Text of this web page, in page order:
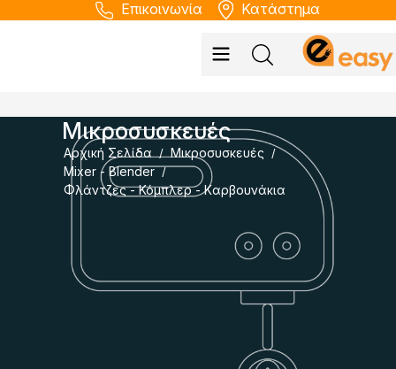
Επικοινωνία Κατάστημα
Αρχική Σελίδα / Μικροσυσκευές /
Mixer - Blender /
Φλάντζες - Κόμπλερ - Kαρβουνάκια
Μικροσυσκευές